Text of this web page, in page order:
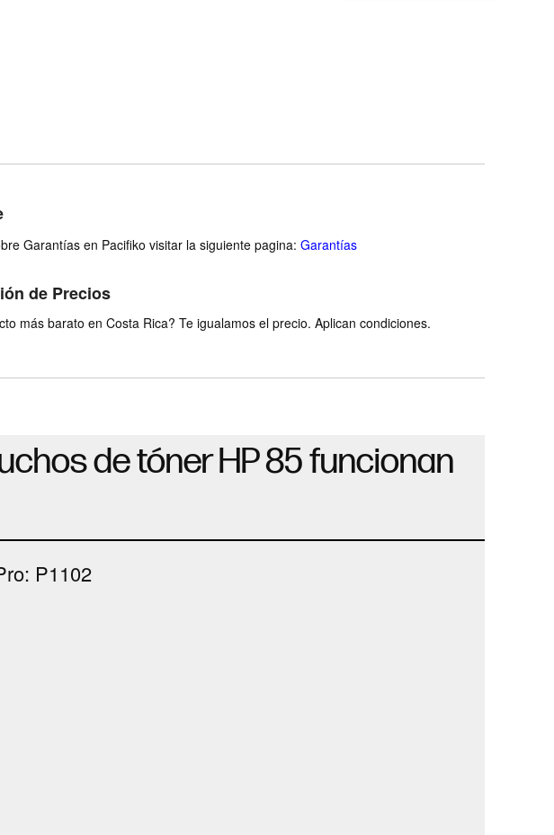
Garantías en Pacifiko visitar la siguiente pagina: Garantías
de Precios
más barato en Costa Rica? Te igualamos el precio. Aplican condiciones.
de tóner HP 85 funcionan
P1102